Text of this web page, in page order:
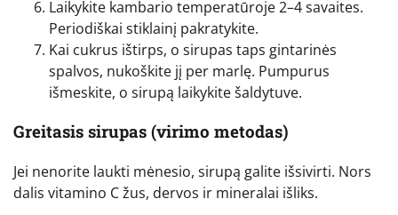
Laikykite kambario temperatūroje 2–4 savaites.
Periodiškai stiklainį pakratykite.
Kai cukrus ištirps, o sirupas taps gintarinės
spalvos, nukoškite jį per marlę. Pumpurus
išmeskite, o sirupą laikykite šaldytuve.
Greitasis sirupas (virimo metodas)
Jei nenorite laukti mėnesio, sirupą galite išsivirti. Nors
dalis vitamino C žus, dervos ir mineralai išliks.